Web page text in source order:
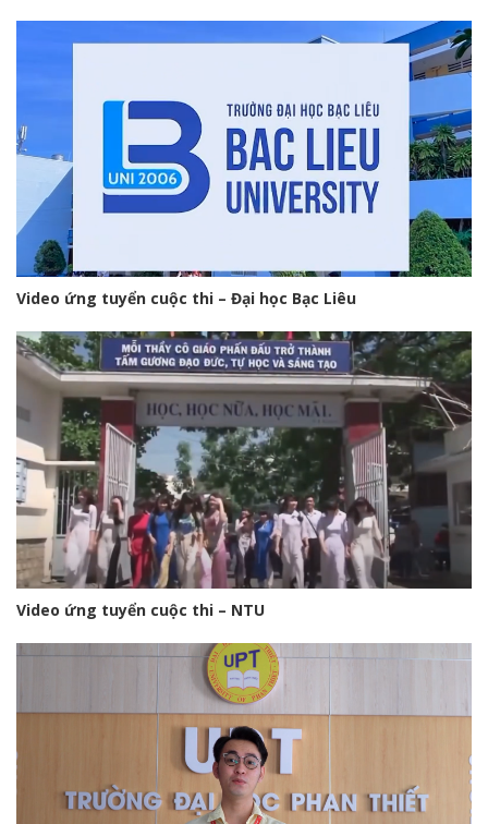
Video ứng tuyển cuộc thi – Đại học Bạc Liêu
Video ứng tuyển cuộc thi – NTU